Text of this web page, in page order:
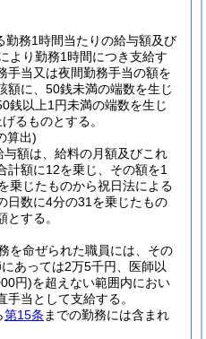
勤務1時間当たりの給与額及び
より勤務1時間につき支給す
手当又は夜間勤務手当の額を
額に、50銭未満の端数を生じ
銭以上1円未満の端数を生じ
るものとする。
算出)
額は、給料の月額及びこれ
計額に12を乗じ、その額を1
乗じたものから祝日法による
日数に4分の31を乗じたもの
する。
を命ぜられた職員には、その
あっては2万5千円、医師以
円)を超えない範囲内におい
当として支給する。
第15条 までの勤務には含まれ